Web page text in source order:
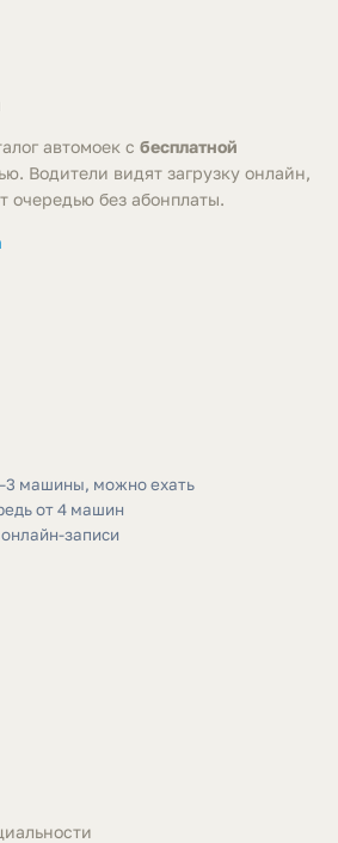
автомоек с бесплатной
Водители видят загрузку онлайн,
очередью без абонплаты.
машины, можно ехать
от 4 машин
записи